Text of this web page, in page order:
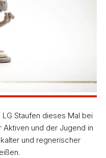
Staufen dieses Mal bei
und der Jugend in
und regnerischer